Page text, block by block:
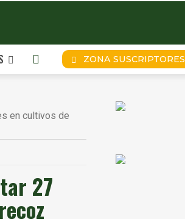
ZONA SUSCRIPTORES
en cultivos de
27